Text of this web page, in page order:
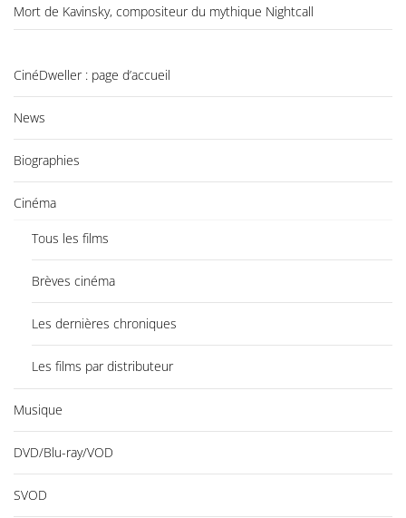
Mort de Kavinsky, compositeur du mythique Nightcall
CinéDweller : page d’accueil
News
Biographies
Cinéma
Tous les films
Brèves cinéma
Les dernières chroniques
Les films par distributeur
Musique
DVD/Blu-ray/VOD
SVOD